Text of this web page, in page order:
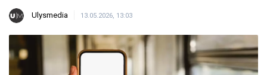
Ulysmedia 13.05.2026, 13:03